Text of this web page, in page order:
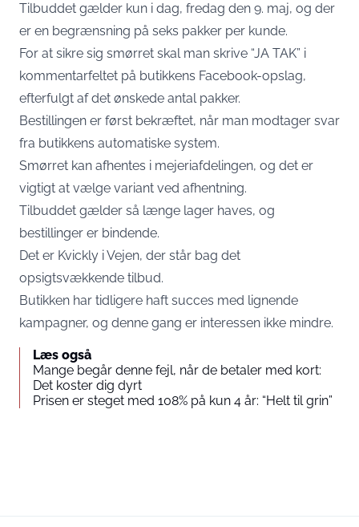
Tilbuddet gælder kun i dag, fredag den 9. maj, og der
er en begrænsning på seks pakker per kunde.
For at sikre sig smørret skal man skrive “JA TAK” i
kommentarfeltet på butikkens Facebook-opslag,
efterfulgt af det ønskede antal pakker.
Bestillingen er først bekræftet, når man modtager svar
fra butikkens automatiske system.
Smørret kan afhentes i mejeriafdelingen, og det er
vigtigt at vælge variant ved afhentning.
Tilbuddet gælder så længe lager haves, og
bestillinger er bindende.
Det er Kvickly i Vejen, der står bag det
opsigtsvækkende tilbud.
Butikken har tidligere haft succes med lignende
kampagner, og denne gang er interessen ikke mindre.
Læs også
Mange begår denne fejl, når de betaler med kort:
Det koster dig dyrt
Prisen er steget med 108% på kun 4 år: “Helt til grin”